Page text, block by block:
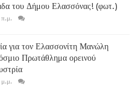
του Δήμου Ελασσόνας! (φωτ.)
για τον Ελασσονίτη Μανώλη
Πρωτάθλημα ορεινού